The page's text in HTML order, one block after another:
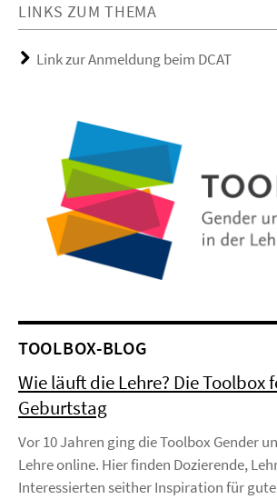
LINKS ZUM THEMA
Link zur Anmeldung beim DCAT
TOOLBOX-BLOG
Wie läuft die Lehre? Die Toolbox
Geburtstag
Vor 10 Jahren ging die Toolbox Gender
Lehre online. Hier finden Dozierende,
Interessierten seither Inspiration für